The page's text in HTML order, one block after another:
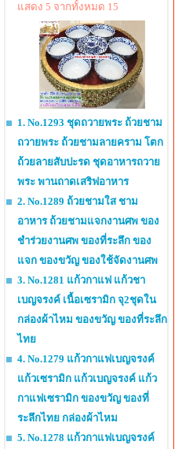
แสดง 5 จากทั้งหมด 15
1. No.1293 ชุดถวายพระ ถ้วยชาม
ถวายพระ ถ้วยชามลายคราม โตก
ถ้วยลายสับปะรด ชุดอาหารถวาย
พระ พานถาดเสริฟอาหาร
2. No.1289 ถ้วยชามใส ชาม
อาหาร ถ้วยชามแจกงานศพ ของ
ชำร่วยงานศพ ของที่ระลึก ของ
แจก ของขวัญ ของใช้จัดงานศพ
3. No.1281 แก้วกาแฟ แก้วชา
เบญจรงค์ เนื้อเซรามิก จุ2ชุดใน
กล่องผ้าไหม ของขวัญ ของที่ระลึก
ไทย
4. No.1279 แก้วกาแฟเบญจรงค์
แก้วเซรามิก แก้วเบญจรงค์ แก้ว
กาแฟเซรามิก ของขวัญ ของที่
ระลึกไทย กล่องผ้าไหม
5. No.1278 แก้วกาแฟเบญจรงค์